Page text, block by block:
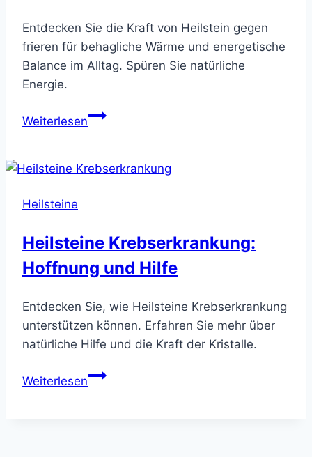
Entdecken Sie die Kraft von Heilstein gegen
frieren für behagliche Wärme und energetische
Balance im Alltag. Spüren Sie natürliche
Energie.
WeiterlesenHeilstein
–
spüren
Heilsteine
Heilsteine Krebserkrankung:
Hoffnung und Hilfe
Entdecken Sie, wie Heilsteine Krebserkrankung
unterstützen können. Erfahren Sie mehr über
natürliche Hilfe und die Kraft der Kristalle.
WeiterlesenHeilsteine